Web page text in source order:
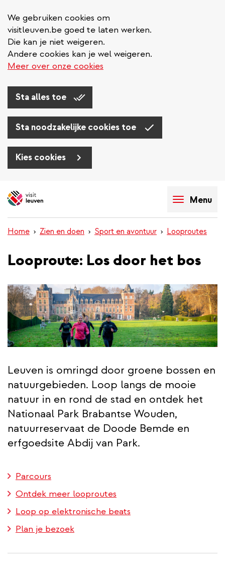
We gebruiken cookies om
visitleuven.be goed te laten werken.
Die kan je niet weigeren.
Andere cookies kan je wel weigeren.
Meer over onze cookies
Sta alles toe
Sta noodzakelijke cookies toe
Kies cookies
en
inhoud
Menu
Home Zien en doen Sport en avontuur Looproutes
Looproute: Los door het bos
Leuven is omringd door groene bossen en
natuurgebieden. Loop langs de mooie
natuur in en rond de stad en ontdek het
Nationaal Park Brabantse Wouden,
natuurreservaat de Doode Bemde en
erfgoedsite Abdij van Park.
Parcours
Ontdek meer looproutes
Loop op elektronische beats
Plan je bezoek